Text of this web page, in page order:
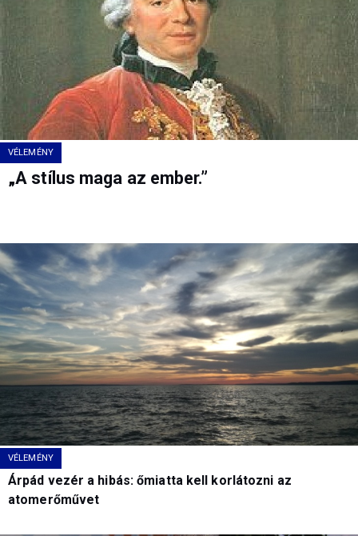
VÉLEMÉNY
„A stílus maga az ember.”
VÉLEMÉNY
Árpád vezér a hibás: őmiatta kell korlátozni az
atomerőművet